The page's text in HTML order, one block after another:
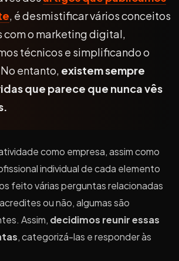
, é desmistificar vários conceitos
com o marketing digital,
técnicos e simplificando o
entanto, existem sempre
que parece que nunca vês
como empresa, assim como
individual de cada elemento
feito várias perguntas relacionadas
ou não, algumas são
Assim, decidimos reunir essas
, categorizá-las e responder às